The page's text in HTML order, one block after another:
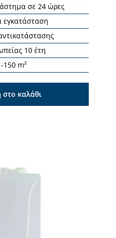
σε 24 ώρες
εγκατάσταση
10 έτη
m²
καλάθι